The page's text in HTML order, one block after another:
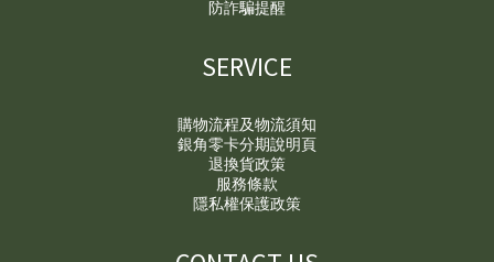
防詐騙提醒
SERVICE
購物流程及物流須知
銀角零卡分期說明頁
退換貨政策
服務條款
隱私權保護政策